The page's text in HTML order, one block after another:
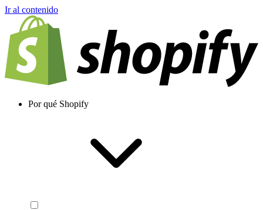
Ir al contenido
Por qué Shopify